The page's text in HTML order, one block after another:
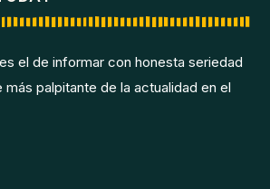
el de informar con honesta seriedad
palpitante de la actualidad en el